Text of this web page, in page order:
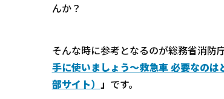
んか？
そんな時に参考となるのが総務省消防
手に使いましょう～救急車 必要なのは
部サイト） 」 です。